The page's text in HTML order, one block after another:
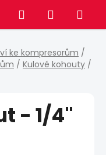
Hledat NÁKUPNÍ
KOŠÍK
ke kompresorům /
/ Kulové kohouty /
- 1/4"